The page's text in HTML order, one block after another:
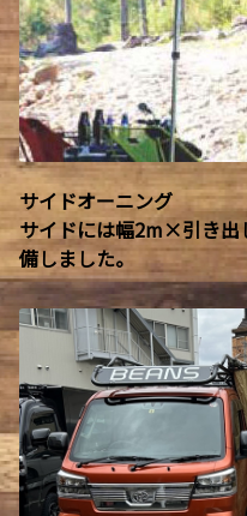
サイドオーニング
サイドには幅2m×引き出
備しました。